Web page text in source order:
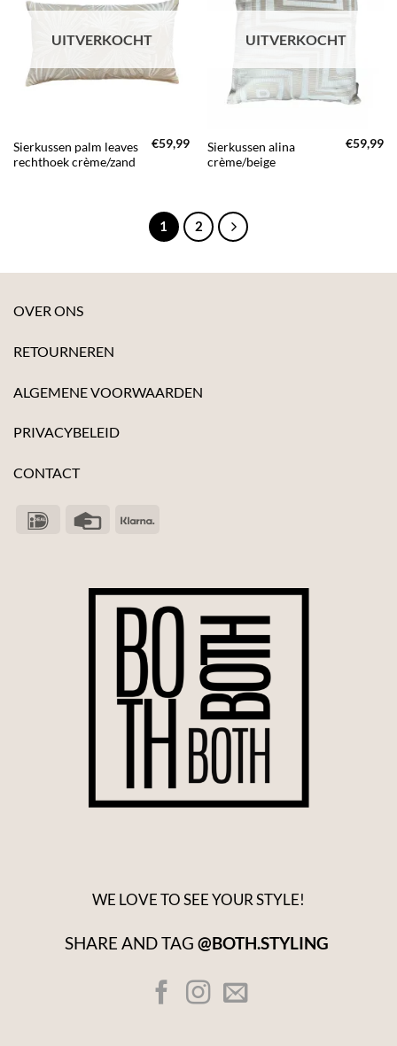
TOEVOEGEN
UITVERKOCHT
Sierkussen palm leaves
rechthoek crème/zand
€59,99
TOEVOEGEN
UITVERKOCHT
Sierkussen alina
crème/beige
€59,99
1 2
OVER ONS
RETOURNEREN
ALGEMENE VOORWAARDEN
PRIVACYBELEID
CONTACT
WE LOVE TO SEE YOUR STYLE!
SHARE AND TAG @BOTH.STYLING